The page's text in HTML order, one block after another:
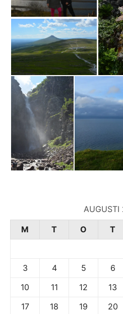
AUGUSTI
M
T O T
3
4 5 6
10
11 12 13
17
18 19 20